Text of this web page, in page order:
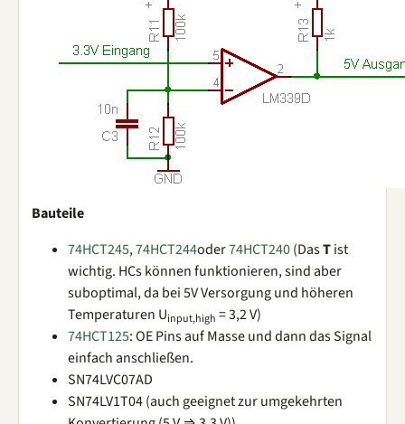
Bauteile
74HCT245,74HCT244oder74HCT240(DasTist
wichtig. HCs können funktionieren, sind aber
suboptimal, da bei 5V Versorgung und höheren
Temperaturen Uinput,high = 3,2 V)
74HCT125: OE Pins auf Masse und dann das Signal
einfach anschließen.
SN74LVC07AD
SN74LV1T04 (auch geeignet zur umgekehrten